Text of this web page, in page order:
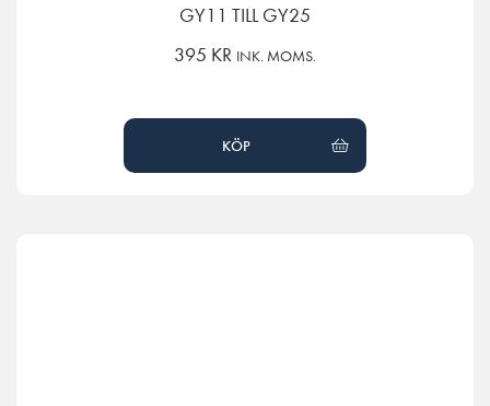
GY11 TILL GY25
395 KR INK. MOMS.
KÖP